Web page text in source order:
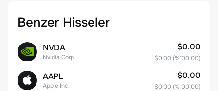
Benzer Hisseler
NVDA
Nvidia Corp
$0.00
$0.00 (%100.00)
AAPL
Apple Inc.
$0.00
$0.00 (%100.00)